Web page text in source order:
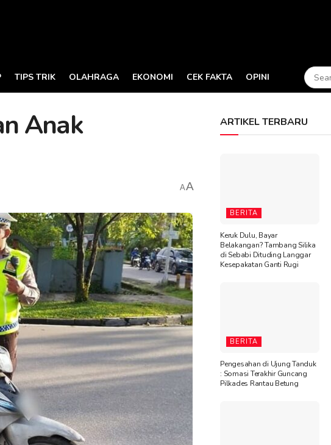
TIPS TRIK OLAHRAGA EKONOMI CEK FAKTA OPINI
Anak
AA
ARTIKEL TERBARU
BERITA
Keruk Dulu, Bayar
Belakangan? Tambang Silika
di Sebabi Dituding Langgar
Kesepakatan Ganti Rugi
BERITA
Pengesahan di Ujung Tanduk
: Somasi Terakhir Guncang
Pilkades Rantau Betung